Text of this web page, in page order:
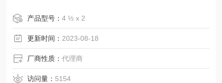
0x2、380x3 4PLY、410x2、2 ¾“ x 1、2 ¾“ x 2、2 ¾“ x
3、4 ½“
产品型号：4 ½ x 2
更新时间： 2023-08-18
厂商性质：代理商
访问量： 5154